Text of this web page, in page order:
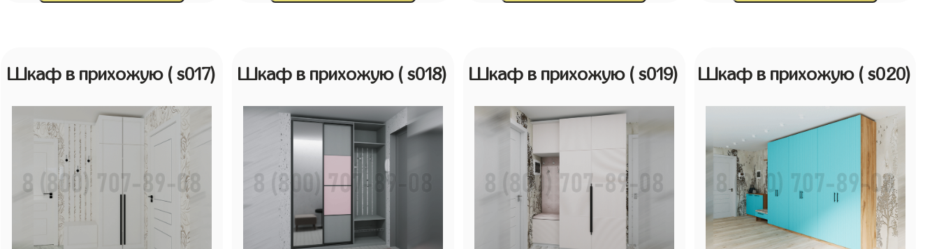
Шкаф в прихожую ( s017) Шкаф в прихожую ( s018) Шкаф в прихожую ( s019) Шкаф в прихожую ( s020)